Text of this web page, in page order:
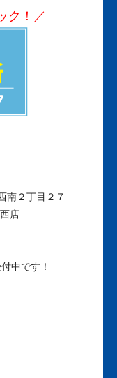
ク！／
南２丁目２７
店
中です！